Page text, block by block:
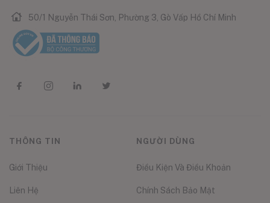
50/1 Nguyễn Thái Sơn, Phường 3, Gò Vấp Hồ Chí Minh
THÔNG TIN
Giới Thiệu
Liên Hệ
NGƯỜI DÙNG
Điều Kiện Và Điều Khoản
Chính Sách Bảo Mật